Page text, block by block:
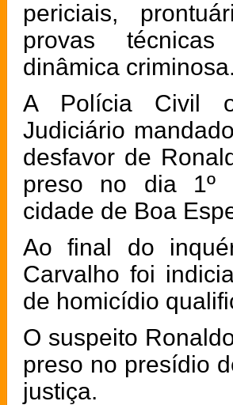
periciais,
provas
dinâmica
A Polícia Civil
Judiciário
desfavor de
preso no dia 1º
cidade de Boa
Ao final do
Carvalho foi
de homicídio
O suspeito
preso no presídio
justiça.